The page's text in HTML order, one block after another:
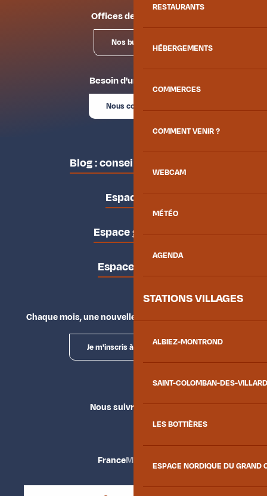
RESTAURANTS
HÉBERGEMENTS
COMMERCES
COMMENT VENIR ?
WEBCAM
MÉTÉO
AGENDA
STATIONS VILLAGES
ALBIEZ-MONTROND
SAINT-COLOMBAN-DES-
LES BOTTIÈRES
ESPACE NORDIQUE DU GRAND
Offices de tourisme
Nos bureaux
Besoin d'un conseil ?
Nous contacter
Blog : conseils des locaux
Espace pro
Espace groupes
Espace presse
Chaque mois, une nouvelle façon d'explorer la vallée.
Je m'inscris à la newsletter
Nous suivre
FranceMaurienne